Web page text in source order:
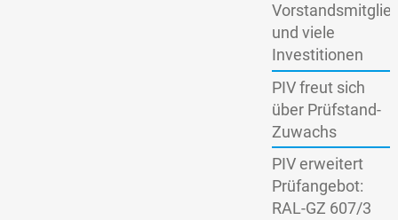
und viele
Investitionen
PIV freut sich
über Prüfstand-
Zuwachs
PIV erweitert
Prüfangebot:
RAL-GZ 607/3